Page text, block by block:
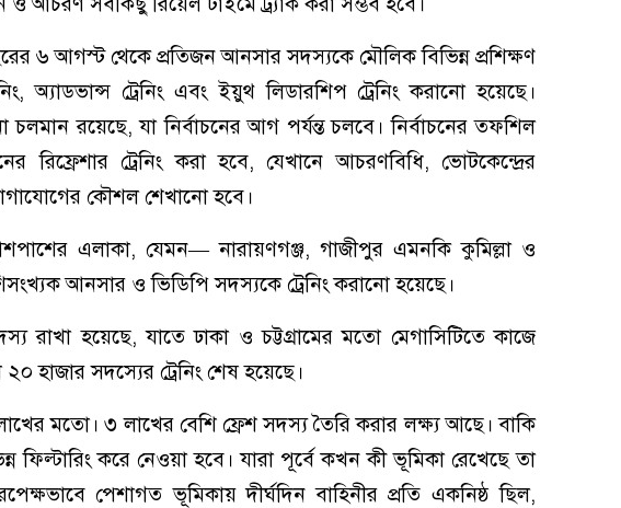
৬ আগস্ট থেকে প্রতিজন আনসার সদস্যকে মৌলিক বিভিন্ন প্রশিক্ষণ
অ্যাডভান্স ট্রেনিং এবং ইয়ুথ লিডারশিপ ট্রেনিং করানো হয়েছে।
চলমান রয়েছে, যা নির্বাচনের আগ পর্যন্ত চলবে। নির্বাচনের তফশিল
রিফ্রেশার ট্রেনিং করা হবে, যেখানে আচরণবিধি, ভোটকেন্দ্রের
কৌশল শেখানো হবে।
এলাকা, যেমন— নারায়ণগঞ্জ, গাজীপুর এমনকি কুমিল্লা ও
আনসার ও ভিডিপি সদস্যকে ট্রেনিং করানো হয়েছে।
রাখা হয়েছে, যাতে ঢাকা ও চট্টগ্রামের মতো মেগাসিটিতে কাজে
হাজার সদস্যের ট্রেনিং শেষ হয়েছে।
মতো। ৩ লাখের বেশি ফ্রেশ সদস্য তৈরি করার লক্ষ্য আছে। বাকি
ফিল্টারিং করে নেওয়া হবে। যারা পূর্বে কখন কী ভূমিকা রেখেছে তা
পেশাগত ভূমিকায় দীর্ঘদিন বাহিনীর প্রতি একনিষ্ঠ ছিল,